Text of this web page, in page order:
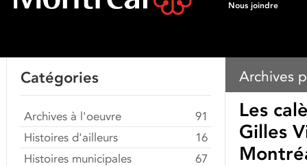
Nous joindre
Archives
Les
Gilles
Catégories
Archives à l'oeuvre
91
Histoires d'ailleurs
16
Histoires municipales
67